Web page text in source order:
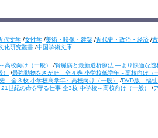
代文学 /女性学 /美術・映像・建築 /近代史・政治・経済 /
化研究叢書 /中国学術文庫
高校向け（一般）
/腎臓病と最新透析療法 ―より快適な
/最強動物をさがせ 全４巻 小学校低学年～高校向け（
全３枚 小学校高学年～高校向け（一般） /DVD版 福祉
世紀の命を守る仕事 全3枚 中学校～高校向け（一般） /